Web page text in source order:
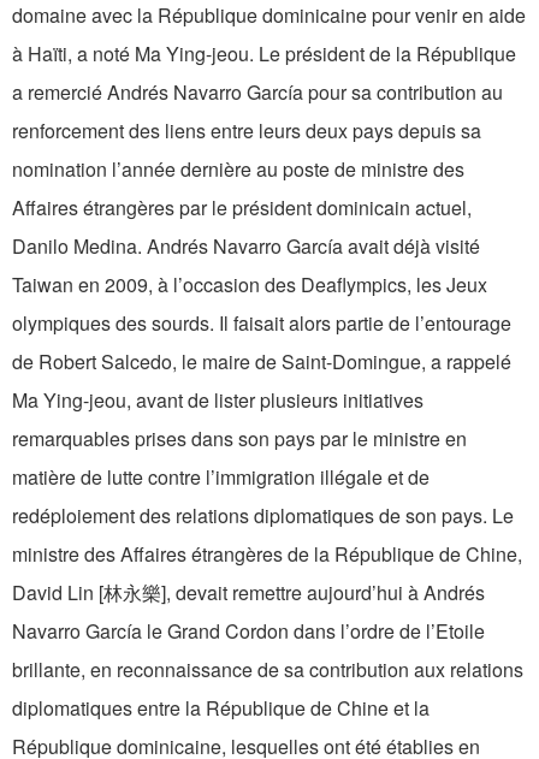
domaine avec la République dominicaine pour venir en aide
à Haïti, a noté Ma Ying-jeou. Le président de la République
a remercié Andrés Navarro García pour sa contribution au
renforcement des liens entre leurs deux pays depuis sa
nomination l’année dernière au poste de ministre des
Affaires étrangères par le président dominicain actuel,
Danilo Medina. Andrés Navarro García avait déjà visité
Taiwan en 2009, à l’occasion des Deaflympics, les Jeux
olympiques des sourds. Il faisait alors partie de l’entourage
de Robert Salcedo, le maire de Saint-Domingue, a rappelé
Ma Ying-jeou, avant de lister plusieurs initiatives
remarquables prises dans son pays par le ministre en
matière de lutte contre l’immigration illégale et de
redéploiement des relations diplomatiques de son pays. Le
ministre des Affaires étrangères de la République de Chine,
David Lin [林永樂], devait remettre aujourd’hui à Andrés
Navarro García le Grand Cordon dans l’ordre de l’Etoile
brillante, en reconnaissance de sa contribution aux relations
diplomatiques entre la République de Chine et la
République dominicaine, lesquelles ont été établies en